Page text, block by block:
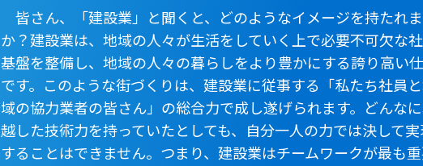
皆さん、「建設業」と聞くと、どのようなイメージを持たれ
か？建設業は、地域の人々が生活をしていく上で必要不可欠な
基盤を整備し、地域の人々の暮らしをより豊かにする誇り高い
です。このような街づくりは、建設業に従事する「私たち社員
域の協力業者の皆さん」の総合力で成し遂げられます。どんな
越した技術力を持っていたとしても、自分一人の力では決して
することはできません。つまり、建設業はチームワークが最も